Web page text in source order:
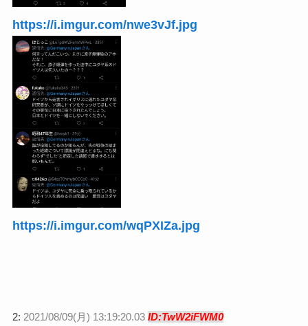
https://i.imgur.com/nwe3vJf.jpg
https://i.imgur.com/wqPXIZa.jpg
2: 2021/08/09(月) 13:19:20.03 ID:TwW2iFWM0